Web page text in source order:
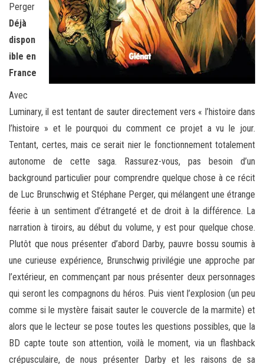
Perger
Déjà
dispon
ible en
France
Avec
Luminary, il est tentant de sauter directement vers « l’histoire dans
l’histoire » et le pourquoi du comment ce projet a vu le jour.
Tentant, certes, mais ce serait nier le fonctionnement totalement
autonome de cette saga. Rassurez-vous, pas besoin d’un
background particulier pour comprendre quelque chose à ce récit
de Luc Brunschwig et Stéphane Perger, qui mélangent une étrange
féerie à un sentiment d’étrangeté et de droit à la différence. La
narration à tiroirs, au début du volume, y est pour quelque chose.
Plutôt que nous présenter d’abord Darby, pauvre bossu soumis à
une curieuse expérience, Brunschwig privilégie une approche par
l’extérieur, en commençant par nous présenter deux personnages
qui seront les compagnons du héros. Puis vient l’explosion (un peu
comme si le mystère faisait sauter le couvercle de la marmite) et
alors que le lecteur se pose toutes les questions possibles, que la
BD capte toute son attention, voilà le moment, via un flashback
crépusculaire, de nous présenter Darby et les raisons de sa